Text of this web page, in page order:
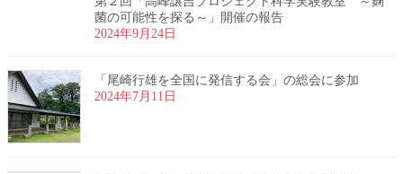
菌の可能性を探る～」開催の報告
2024年9月24日
「尾崎行雄を全国に発信する会」の総会に参加
2024年7月11日